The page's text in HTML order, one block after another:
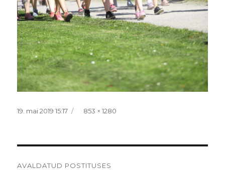
Postitatud
19. mai 2019 15:17 Täissuurus
853 × 1280
AVALDATUD POSTITUSES